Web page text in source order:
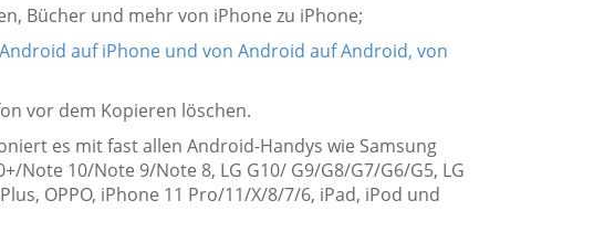
Bücher und mehr von iPhone zu iPhone;
auf iPhone und von Android auf Android, von
vor dem Kopieren löschen.
es mit fast allen Android-Handys wie Samsung
Note 10/Note 9/Note 8, LG G10/ G9/G8/G7/G6/G5, LG
OPPO, iPhone 11 Pro/11/X/8/7/6, iPad, iPod und